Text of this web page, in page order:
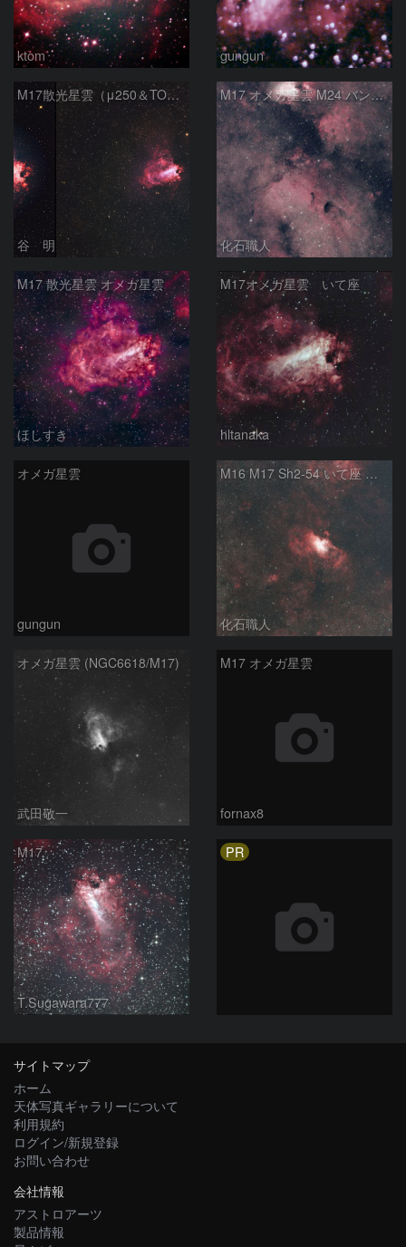
ktom gungun
M17散光星雲（μ250＆TOA130）
谷 明
M17 オメガ星雲 M24 バンビの横顔 いて座
化石職人
M17 散光星雲 オメガ星雲
ほしすき
M17オメガ星雲 いて座
hltanaka
オメガ星雲
gungun
M16 M17 Sh2-54 いて座 へび座
化石職人
オメガ星雲 (NGC6618/M17)
武田敬一
M17 オメガ星雲
fornax8
M17
T.Sugawara777
PR
サイトマップ
ホーム
天体写真ギャラリーについて
利用規約
ログイン/新規登録
お問い合わせ
会社情報
アストロアーツ
製品情報